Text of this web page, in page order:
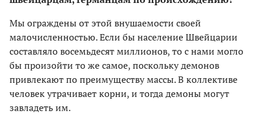
Мы ограждены от этой внушаемости своей
малочисленностью. Если бы население Швейцарии
составляло восемьдесят миллионов, то с нами могло
бы произойти то же самое, поскольку демонов
привлекают по преимуществу массы. В коллективе
человек утрачивает корни, и тогда демоны могут
завладеть им.